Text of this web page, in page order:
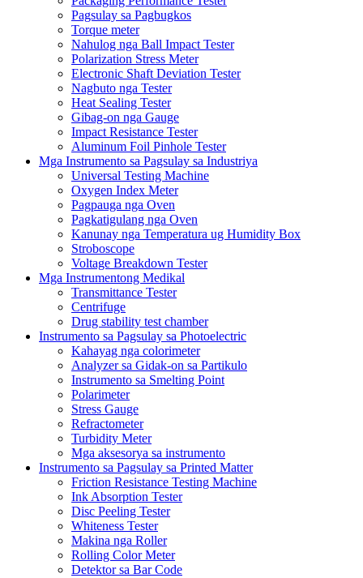
Pagsulay sa Pagbugkos
Torque meter
Nahulog nga Ball Impact Tester
Polarization Stress Meter
Electronic Shaft Deviation Tester
Nagbuto nga Tester
Heat Sealing Tester
Gibag-on nga Gauge
Impact Resistance Tester
Aluminum Foil Pinhole Tester
Mga Instrumento sa Pagsulay sa Industriya
Universal Testing Machine
Oxygen Index Meter
Pagpauga nga Oven
Pagkatigulang nga Oven
Kanunay nga Temperatura ug Humidity Box
Stroboscope
Voltage Breakdown Tester
Mga Instrumentong Medikal
Transmittance Tester
Centrifuge
Drug stability test chamber
Instrumento sa Pagsulay sa Photoelectric
Kahayag nga colorimeter
Analyzer sa Gidak-on sa Partikulo
Instrumento sa Smelting Point
Polarimeter
Stress Gauge
Refractometer
Turbidity Meter
Mga aksesorya sa instrumento
Instrumento sa Pagsulay sa Printed Matter
Friction Resistance Testing Machine
Ink Absorption Tester
Disc Peeling Tester
Whiteness Tester
Makina nga Roller
Rolling Color Meter
Detektor sa Bar Code